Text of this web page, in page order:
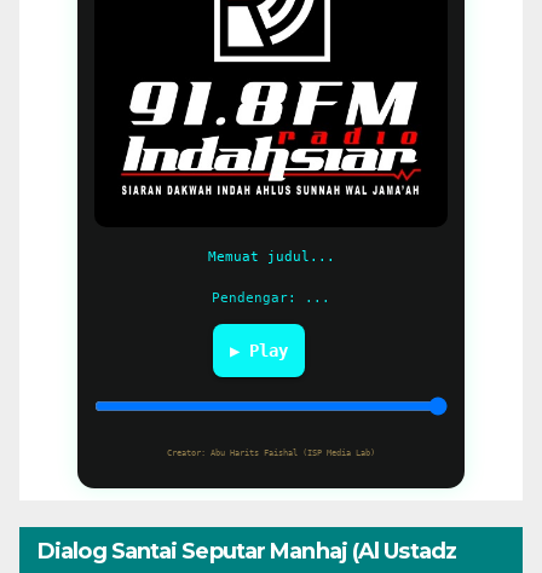
Memuat judul...
Pendengar: ...
▶ Play
Creator: Abu Harits Faishal (ISP Media Lab)
Dialog Santai Seputar Manhaj (Al Ustadz